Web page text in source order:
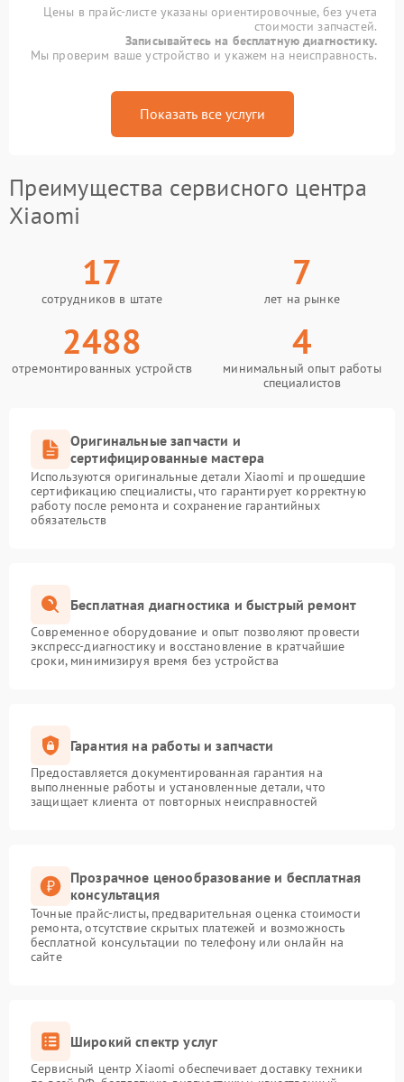
Цены в прайс-листе указаны ориентировочные, без учета
стоимости запчастей.
Записывайтесь на бесплатную диагностику.
Мы проверим ваше устройство и укажем на неисправность.
Показать все услуги
Преимущества сервисного центра
Xiaomi
17
сотрудников в штате
7
лет на рынке
2488
отремонтированных устройств
4
минимальный опыт работы
специалистов
Оригинальные запчасти и
сертифицированные мастера
Используются оригинальные детали Xiaomi и прошедшие
сертификацию специалисты, что гарантирует корректную
работу после ремонта и сохранение гарантийных
обязательств
Бесплатная диагностика и быстрый ремонт
Современное оборудование и опыт позволяют провести
экспресс-диагностику и восстановление в кратчайшие
сроки, минимизируя время без устройства
Гарантия на работы и запчасти
Предоставляется документированная гарантия на
выполненные работы и установленные детали, что
защищает клиента от повторных неисправностей
Прозрачное ценообразование и бесплатная
консультация
Точные прайс-листы, предварительная оценка стоимости
ремонта, отсутствие скрытых платежей и возможность
бесплатной консультации по телефону или онлайн на
сайте
Широкий спектр услуг
Сервисный центр Xiaomi обеспечивает доставку техники